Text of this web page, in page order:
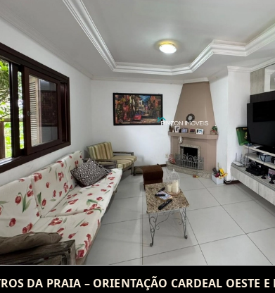
DA PRAIA – ORIENTAÇÃO CARDEAL OESTE E